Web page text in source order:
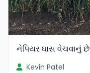
નેપિયર ઘાસ વેચવાનું છે
Kevin Patel